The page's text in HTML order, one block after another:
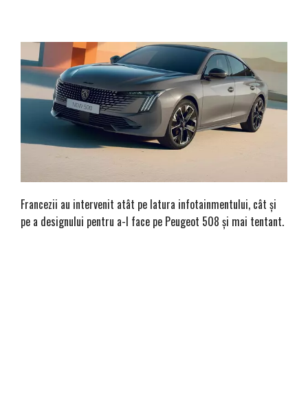
Francezii au intervenit atât pe latura infotainmentului, cât și
pe a designului pentru a-l face pe Peugeot 508 și mai tentant.